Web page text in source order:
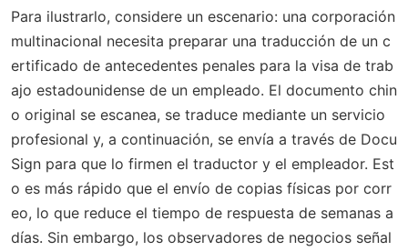
Para ilustrarlo, considere un escenario: una corporación
multinacional necesita preparar una traducción de un c
ertificado de antecedentes penales para la visa de trab
ajo estadounidense de un empleado. El documento chin
o original se escanea, se traduce mediante un servicio
profesional y, a continuación, se envía a través de Docu
Sign para que lo firmen el traductor y el empleador. Est
o es más rápido que el envío de copias físicas por corr
eo, lo que reduce el tiempo de respuesta de semanas a
días. Sin embargo, los observadores de negocios señal